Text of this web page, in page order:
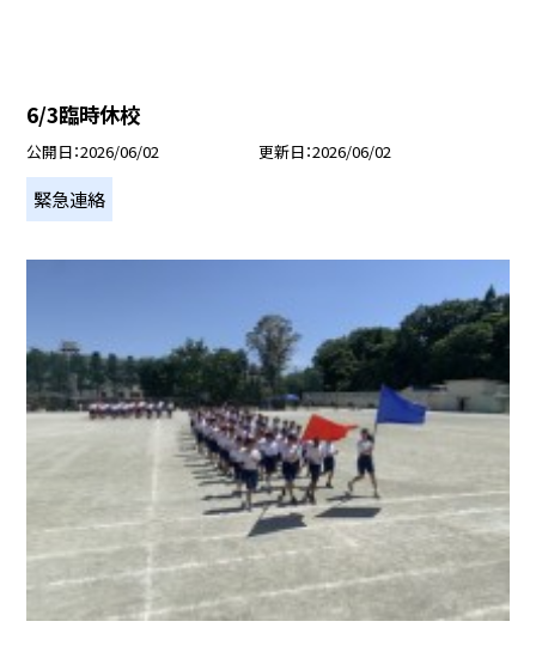
6/3臨時休校
公開日 2026/06/02 更新日 2026/06/02
緊急連絡